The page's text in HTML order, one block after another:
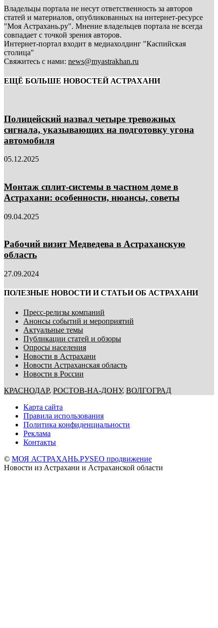
Владельцы портала не несут ответственность за авторов
статей и материалов, опубликованных на интернет-ресурсе
"Моя Астрахань.ру". Мнение владельцев портала не всегда
совпадает с точкой зрения авторов.
Интернет-портал входит в медиахолдинг "Каспийская
столица"
Свяжитесь с нами: news@myastrakhan.ru
ЕЩЁ БОЛЬШЕ НОВОСТЕЙ АСТРАХАНИ
Полицейский назвал четыре тревожных
сигнала, указывающих на подготовку угона
автомобиля
05.12.2025
Монтаж сплит-системы в частном доме в
Астрахани: особенности, нюансы, советы
09.04.2025
Рабочий визит Медведева в Астраханскую
область
27.09.2024
ПОЛЕЗНЫЕ НОВОСТИ И СТАТЬИ ОБ АСТРАХАНИ
Пресс-релизы компаний
Анонсы событий и мероприятий
Актуальные темы
Публикации статей и обзоры
Опросы населения
Новости в Астрахани
Новости Астраханская область
Новости в России
КРАСНОДАР, РОСТОВ-НА-ДОНУ, ВОЛГОГРАД
Карта сайта
Правила использования
Политика конфиденциальности
Реклама
Контакты
© МОЯ АСТРАХАНЬ.РУSEO продвижение
Новости из Астрахани и Астраханской области